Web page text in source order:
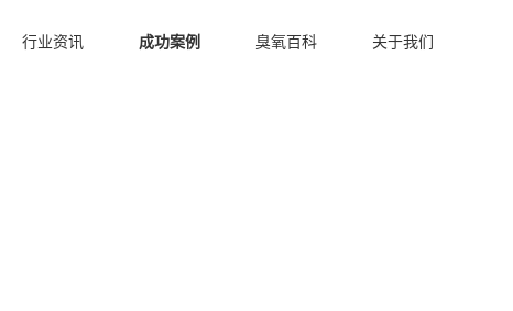
行业资讯 成功案例 臭氧百科 关于我们